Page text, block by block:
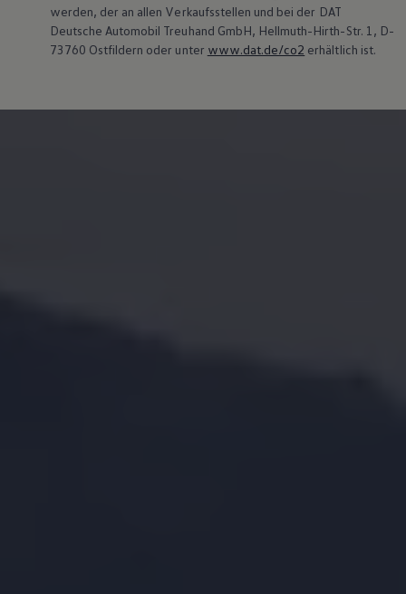
Bulli Magazin
Fahrzeugabholung ab Werk
Uptime
werden, der an allen Verkaufsstellen und bei der DAT
Deutsche Automobil Treuhand GmbH, Hellmuth-Hirth-Str. 1, D-
73760 Ostfildern oder unter www.dat.de/co2 erhältlich ist.